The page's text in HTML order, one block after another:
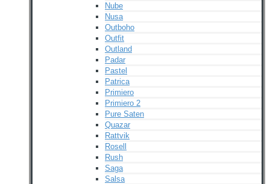
Nube
Nusa
Outboho
Outfit
Outland
Padar
Pastel
Patrica
Primiero
Primiero 2
Pure Saten
Quazar
Rattvik
Rosell
Rush
Saga
Salsa